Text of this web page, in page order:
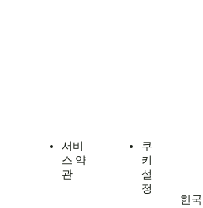
서비
스 약
관
쿠
키
설
정
한